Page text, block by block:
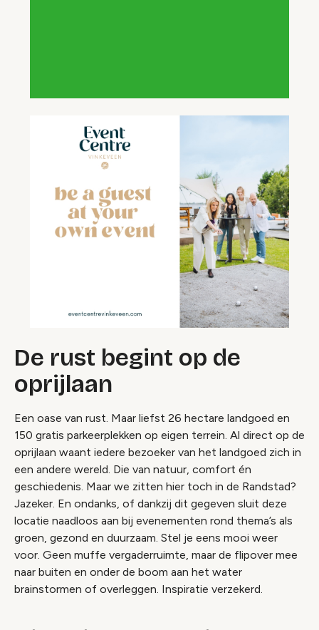
De rust begint op de
oprijlaan
Een oase van rust. Maar liefst 26 hectare landgoed en
150 gratis parkeerplekken op eigen terrein. Al direct op de
oprijlaan waant iedere bezoeker van het landgoed zich in
een andere wereld. Die van natuur, comfort én
geschiedenis. Maar we zitten hier toch in de Randstad?
Jazeker. En ondanks, of dankzij dit gegeven sluit deze
locatie naadloos aan bij evenementen rond thema’s als
groen, gezond en duurzaam. Stel je eens mooi weer
voor. Geen muffe vergaderruimte, maar de flipover mee
naar buiten en onder de boom aan het water
brainstormen of overleggen. Inspiratie verzekerd.